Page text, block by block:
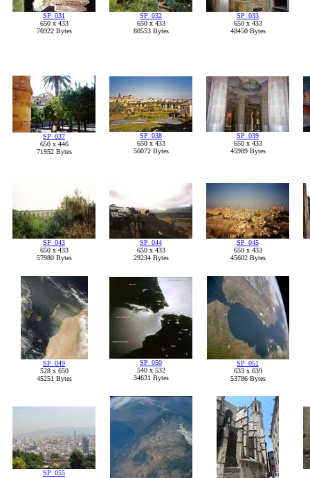
SP_031
650 x 433
76922 Bytes
SP_032
650 x 433
80553 Bytes
SP_033
650 x 433
48450 Bytes
SP_037
650 x 446
71952 Bytes
SP_038
650 x 433
56072 Bytes
SP_039
650 x 433
45989 Bytes
SP_043
650 x 433
57980 Bytes
SP_044
650 x 433
29234 Bytes
SP_045
650 x 433
45602 Bytes
SP_049
528 x 650
45251 Bytes
SP_050
540 x 532
34631 Bytes
SP_051
633 x 639
53786 Bytes
SP_055